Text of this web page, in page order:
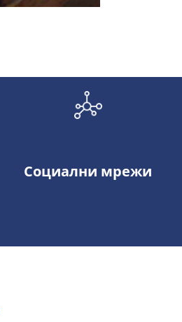
Социални мрежи